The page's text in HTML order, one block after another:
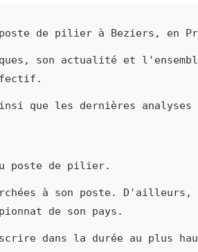
de pilier à Beziers, en
son actualité et
que les dernières analyses
poste de pilier.
à son poste. D'ailleurs,
de son pays.
dans la durée au plus